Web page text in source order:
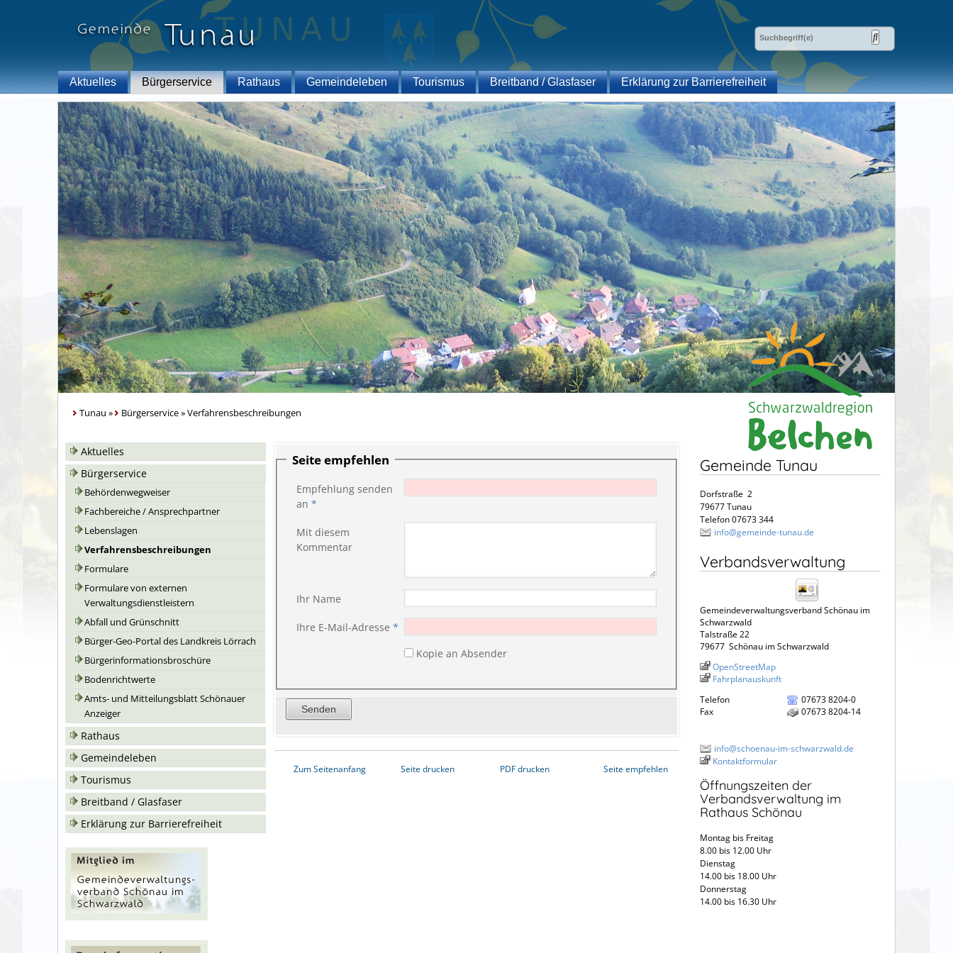
Aktuelles Bürgerservice Rathaus Gemeindeleben Tourismus Breitband / Glasfaser Erklärung zur Barrierefreiheit
Tunau » Bürgerservice»Verfahrensbeschreibungen
Aktuelles
Bürgerservice
Behördenwegweiser
Fachbereiche / Ansprechpartner
Lebenslagen
Verfahrensbeschreibungen
Formulare
Formulare von externen
Verwaltungsdienstleistern
Abfall und Grünschnitt
Bürger-Geo-Portal des Landkreis Lörrach
Bürgerinformationsbroschüre
Bodenrichtwerte
Amts- und Mitteilungsblatt Schönauer
Anzeiger
Rathaus
Gemeindeleben
Tourismus
Breitband / Glasfaser
Erklärung zur Barrierefreiheit
Seite empfehlen
Empfehlung senden
an *
Mit diesem
Kommentar
Ihr Name
Ihre E-Mail-Adresse *
Kopie an Absender
Zum Seitenanfang Seite drucken PDF drucken Seite empfehlen
Gemeinde Tunau
Dorfstraße 2
79677 Tunau
Telefon 07673 344
info@gemeinde-tunau.de
Verbandsverwaltung
Gemeindeverwaltungsverband Schönau im
Schwarzwald
Talstraße 22
79677 Schönau im Schwarzwald
OpenStreetMap
Fahrplanauskunft
Telefon
07673 8204-0
Fax
07673 8204-14
info@schoenau-im-schwarzwald.de
Kontaktformular
Öffnungszeiten der
Verbandsverwaltung im
Rathaus Schönau
Montag bis Freitag
8.00 bis 12.00 Uhr
Dienstag
14.00 bis 18.00 Uhr
Donnerstag
14.00 bis 16.30 Uhr